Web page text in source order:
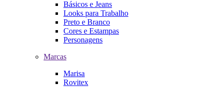
Básicos e Jeans
Looks para Trabalho
Preto e Branco
Cores e Estampas
Personagens
Marcas
Marisa
Rovitex